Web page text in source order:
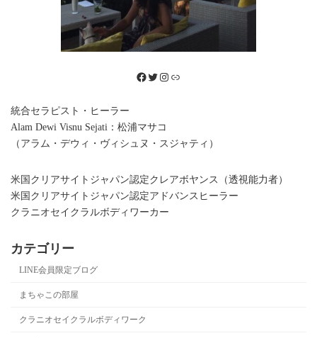
Facebook
Twitter
Instagram
リンク
統合セラピスト・ヒーラー
Alam Dewi Visnu Sejati：松浦マサコ
（アラム・デウィ・ヴィシュヌ・スジャティ）
米国クリアサイトジャパン認定クレアボヤンス（透視能力者）
米国クリアサイトジャパン認定アドバンスヒーラー
クラニオセイクラルボディワーカー
カテゴリー
LINE会員限定ブログ
まちゃこの部屋
クラニオセイクラルボディワーク